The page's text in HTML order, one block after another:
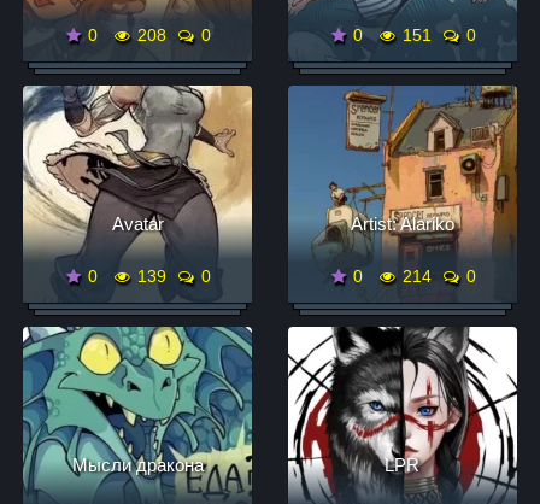
0 208 0 0 151 0
Avatar
0 139 0
Artist: Alariko
0 214 0
Мысли дракона LPR